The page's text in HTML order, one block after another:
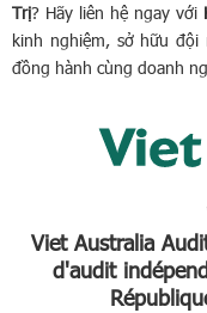
Trị? Hãy liên hệ ngay với
kinh nghiệm, sở hữu
đồng hành cùng doanh
Viet Australia
d'audit